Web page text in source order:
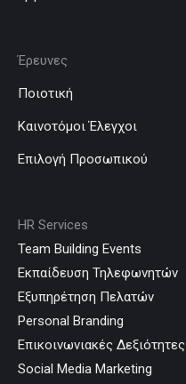
Έρευνες
Ποιοτική
Καινοτόμοι Έλεγχοι
Επιλογή Προσωπικού
HR Services
Team Building Events
Εκπαίδευση Τηλεφωνητών
Εξυπηρέτηση Πελατών
Personal Branding
Επικοινωνιακές Δεξιότητες
Social Media Marketing